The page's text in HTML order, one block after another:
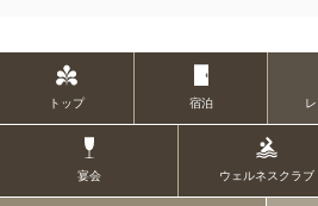
トップ 宿泊
宴会 ウェルネスクラブ